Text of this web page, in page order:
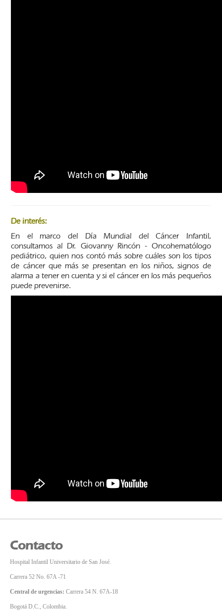
De interés:
En el marco del Día Mundial del Cáncer Infantil,
consultamos al Dr. Giovanny Rincón - Oncohematólogo
pediátrico, quien nos contó más sobre cuáles son los tipos
de cáncer que más se presentan en los niños, signos de
alarma a tener en cuenta y si el cáncer en los más pequeños
puede prevenirse.
Contacto
Hospital Infantil Universitario de San José.
Carrera 52 No. 67A -71
Central de urgencias: Carrera 54 N. 67A-18
Bogotá D.C., Colombia.